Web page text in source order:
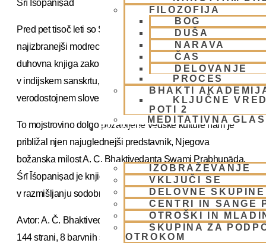
FILOZOFIJA
BOG
DUŠA
NARAVA
ČAS
DELOVANJE
PROCES
BHAKTI
KLJUČNE
POTI 2
MEDITATIVNA
SKUPNOST
IZOBRAŽEVANJE
VKLJUČI SE
DELOVNE SKUPINE
CENTRI IN SANGE
OTROŠKI IN
SKUPINA ZA
OTROKOM
Śrī Īśopaniṣad
Pred pet tisoč leti so Śrī Īśopaniṣad preučevali le
najizbranejši modreci civiliziranega sveta. Starodavna
duhovna knjiga zakonov človeštva, ki je bila stoletja skrita
v indijskem sanskrtu, se zdaj bralcem razodeva v novem
verodostojnem slovenskem prevodu.
To mojstrovino dolgo pozabljene vedske kulture nam je
približal njen najuglednejši predstavnik, Njegova
božanska milost A. C. Bhaktivedanta Swami Prabhupāda.
Śrī Īśopaniṣad je knjiga, ki lahko zaneti duhovno revolucijo
v razmišljanju sodobnega človeka.
Avtor: A. Č. Bhaktivedanta Svami Prabhupada
144 strani, 8 barvnih slik, trda vezava